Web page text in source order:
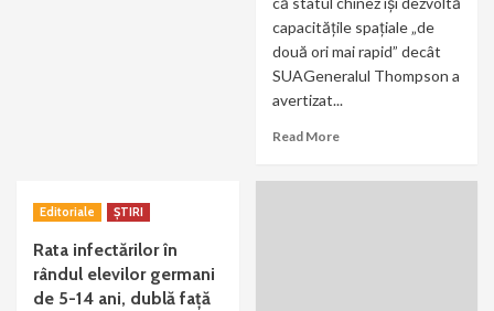
capacitățile spațiale „de
două ori mai rapid” decât
SUAGeneralul Thompson a
avertizat...
Read More
Editoriale ȘTIRI
Rata infectărilor în
rândul elevilor germani
de 5-14 ani, dublă faţă